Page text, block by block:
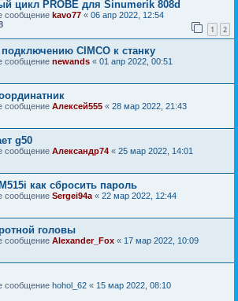
цикл PROBE для Sinumerik 808d
сообщение kavo77 « 06 апр 2022, 12:54
1 2
CIMCO к станку
сообщение newands « 01 апр 2022, 00:51
сообщение Алексей555 « 28 мар 2022, 21:43
g50
сообщение Александр74 « 25 мар 2022, 14:01
как сбросить пароль
сообщение Sergei94а « 22 мар 2022, 12:44
головы
сообщение Alexander_Fox « 17 мар 2022, 10:09
сообщение hohol_62 « 15 мар 2022, 08:10